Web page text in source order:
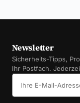
Newsletter
Sicherheits-Tipps,
Ihr Postfach.